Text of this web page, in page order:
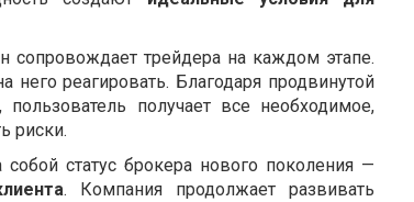
сопровождает трейдера на каждом этапе.
реагировать. Благодаря продвинутой
, пользователь получает все необходимое,
риски.
статус брокера нового поколения —
. Компания продолжает развивать